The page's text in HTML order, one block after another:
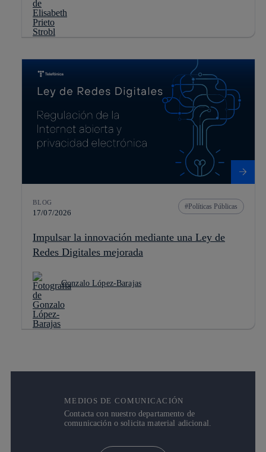
BLOG
17/07/2026
Políticas Públicas
Impulsar la innovación mediante una Ley de
Redes Digitales mejorada
Gonzalo López-Barajas
MEDIOS DE COMUNICACIÓN
Contacta con nuestro departamento de
comunicación o solicita material adicional.